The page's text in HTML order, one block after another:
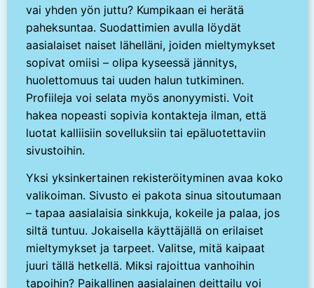
vai yhden yön juttu? Kumpikaan ei herätä
paheksuntaa. Suodattimien avulla löydät
aasialaiset naiset lähelläni, joiden mieltymykset
sopivat omiisi – olipa kyseessä jännitys,
huolettomuus tai uuden halun tutkiminen.
Profiileja voi selata myös anonyymisti. Voit
hakea nopeasti sopivia kontakteja ilman, että
luotat kalliisiin sovelluksiin tai epäluotettaviin
sivustoihin.
Yksi yksinkertainen rekisteröityminen avaa koko
valikoiman. Sivusto ei pakota sinua sitoutumaan
– tapaa aasialaisia sinkkuja, kokeile ja palaa, jos
siltä tuntuu. Jokaisella käyttäjällä on erilaiset
mieltymykset ja tarpeet. Valitse, mitä kaipaat
juuri tällä hetkellä. Miksi rajoittua vanhoihin
tapoihin? Paikallinen aasialainen deittailu voi